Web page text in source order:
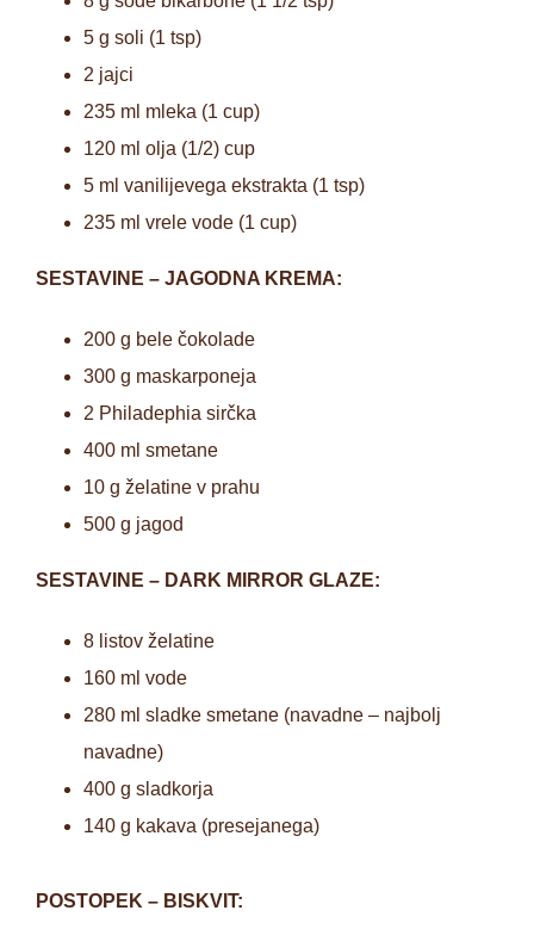
5 g soli (1 tsp)
2 jajci
235 ml mleka (1 cup)
120 ml olja (1/2) cup
5 ml vanilijevega ekstrakta (1 tsp)
235 ml vrele vode (1 cup)
SESTAVINE – JAGODNA KREMA:
200 g bele čokolade
300 g maskarponeja
2 Philadephia sirčka
400 ml smetane
10 g želatine v prahu
500 g jagod
SESTAVINE – DARK MIRROR GLAZE:
8 listov želatine
160 ml vode
280 ml sladke smetane (navadne – najbolj
navadne)
400 g sladkorja
140 g kakava (presejanega)
POSTOPEK – BISKVIT: